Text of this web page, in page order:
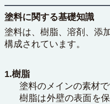
塗料に関する基礎知識
塗料は、樹脂、溶剤、添
構成されています。
1.樹脂
塗料のメインの素材で
樹脂は外壁の表面を